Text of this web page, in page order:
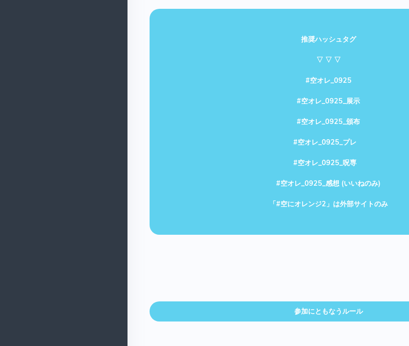
推奨ハッシュタグ
▽ ▽ ▽
#空オレ_0925
#空オレ_0925_展示
#空オレ_0925_頒布
#空オレ_0925_プレ
#空オレ_0925_呪専
#空オレ_0925_感想 (いいねのみ)
「#空にオレンジ2」は外部サイトのみ
参加にともなうルール